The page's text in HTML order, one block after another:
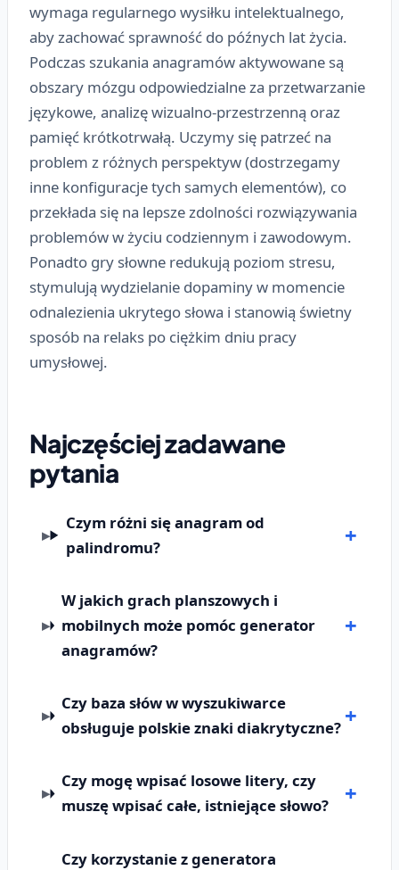
wymaga regularnego wysiłku intelektualnego,
aby zachować sprawność do późnych lat życia.
Podczas szukania anagramów aktywowane są
obszary mózgu odpowiedzialne za przetwarzanie
językowe, analizę wizualno-przestrzenną oraz
pamięć krótkotrwałą. Uczymy się patrzeć na
problem z różnych perspektyw (dostrzegamy
inne konfiguracje tych samych elementów), co
przekłada się na lepsze zdolności rozwiązywania
problemów w życiu codziennym i zawodowym.
Ponadto gry słowne redukują poziom stresu,
stymulują wydzielanie dopaminy w momencie
odnalezienia ukrytego słowa i stanowią świetny
sposób na relaks po ciężkim dniu pracy
umysłowej.
Najczęściej zadawane
pytania
Czym różni się anagram od
palindromu?
W jakich grach planszowych i
mobilnych może pomóc generator
anagramów?
Czy baza słów w wyszukiwarce
obsługuje polskie znaki diakrytyczne?
Czy mogę wpisać losowe litery, czy
muszę wpisać całe, istniejące słowo?
Czy korzystanie z generatora